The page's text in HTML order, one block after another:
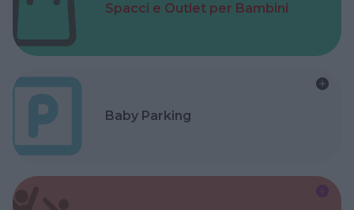
Spacci e Outlet per Bambini
Baby Parking